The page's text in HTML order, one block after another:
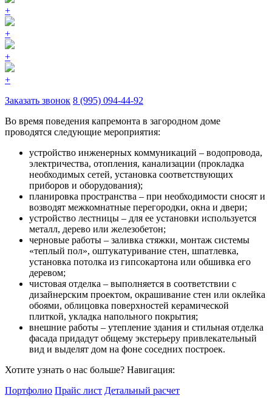
+
+
+
+
Заказать звонок 8 (995) 094-44-92
Во время поведения капремонта в загородном доме
проводятся следующие мероприятия:
устройство инженерных коммуникаций – водопровода,
электричества, отопления, канализации (прокладка
необходимых сетей, установка соответствующих
приборов и оборудования);
планировка пространства – при необходимости сносят и
возводят межкомнатные перегородки, окна и двери;
устройство лестницы – для ее установки используется
металл, дерево или железобетон;
черновые работы – заливка стяжки, монтаж системы
«теплый пол», оштукатуривание стен, шпатлевка,
установка потолка из гипсокартона или обшивка его
деревом;
чистовая отделка – выполняется в соответствии с
дизайнерским проектом, окрашивание стен или оклейка
обоями, облицовка поверхностей керамической
плиткой, укладка напольного покрытия;
внешние работы – утепление здания и стильная отделка
фасада придадут общему экстерьеру привлекательный
вид и выделят дом на фоне соседних построек.
Хотите узнать о нас больше? Навигация:
Портфолио Прайс лист Детальный расчет